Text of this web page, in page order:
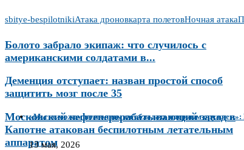
sbitye-bespilotnikiАтака дроновкарта полетовНочная атака
Болото забрало экипаж: что случилось с
американскими солдатами в...
Деменция отступает: назван простой способ
защитить мозг после 35
Московский нефтеперерабатывающий завод в
Капотне атакован беспилотным летательным
аппаратом
«Мы не можем позволить им обладать ядерным оружием»:
13 мая, 2026